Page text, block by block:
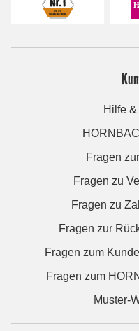
Hilfe
Fragen
Fragen zu
Fragen zu
Fragen zur
Fragen zum
Fragen zum
Muster-